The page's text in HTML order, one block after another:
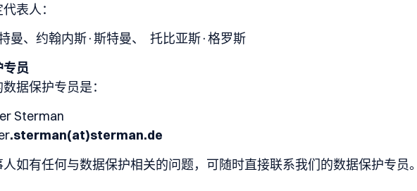
表人：
曼、约翰内斯·斯特曼、 托比亚斯·格罗斯
员
据保护专员是：
Sterman
.sterman(at)sterman.de
如有任何与数据保护相关的问题，可随时直接联系我们的数据保护专员